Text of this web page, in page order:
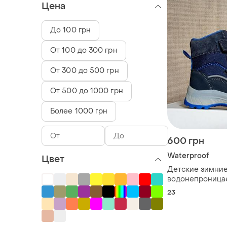
600 грн
Waterproof
Детские
с мехом,
23
Цена
До 100 грн
От 100 до 300 грн
От 300 до 500 грн
От 500 до 1000 грн
Более 1000 грн
Цвет